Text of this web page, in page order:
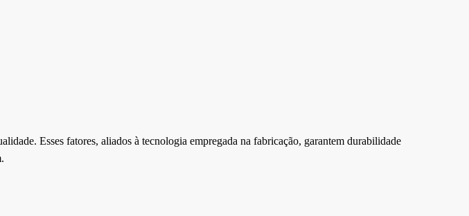
Esses fatores, aliados à tecnologia empregada na fabricação, garantem durabilidade